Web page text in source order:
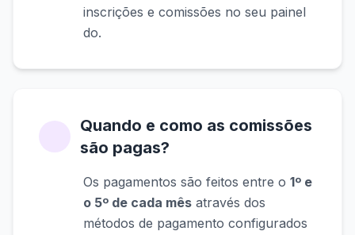
inscrições e comissões no seu painel
do.
Quando e como as comissões
são pagas?
Os pagamentos são feitos entre o 1º e
o 5º de cada mês através dos
métodos de pagamento configurados